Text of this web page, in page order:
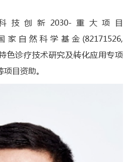
技创新2030-重大项目
家自然科学基金(82171526,
色诊疗技术研究及转化应用专项
目资助。